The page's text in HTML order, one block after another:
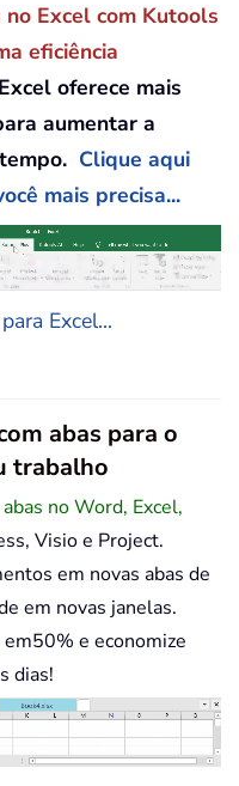
Excel com Kutools
eficiência
oferece mais
aumentar a
Clique aqui
mais precisa...
Excel...
abas para o
trabalho
no Word, Excel,
Visio e Project.
em novas abas de
em novas janelas.
e economize
dias!